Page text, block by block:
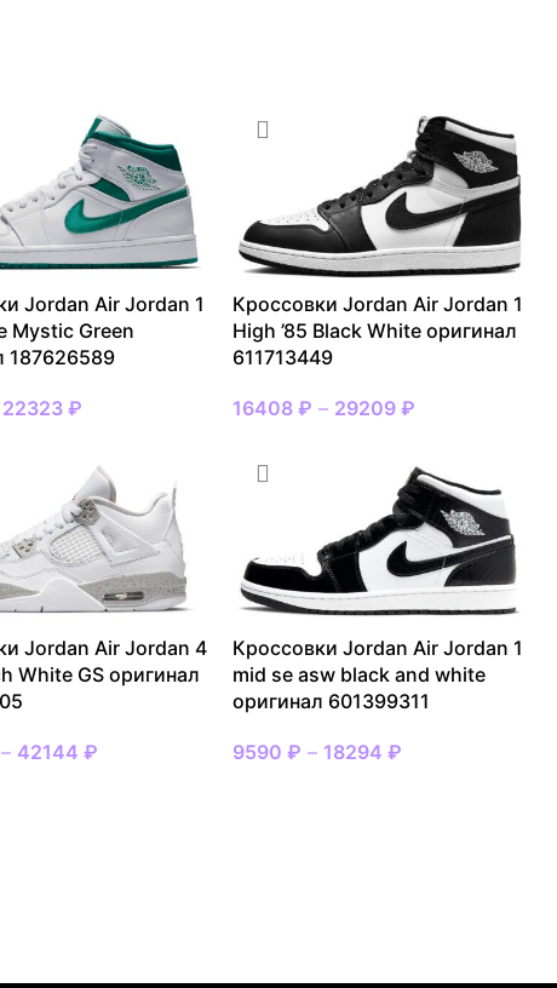
Jordan Air Jordan 1
Mystic Green
187626589
22323₽
Кроссовки Jordan Air Jordan 1
High ’85 Black White оригинал
611713449
16408₽ – 29209₽
Jordan Air Jordan 4
White GS оригинал
– 42144₽
Кроссовки Jordan Air Jordan 1
mid se asw black and white
оригинал 601399311
9590₽ – 18294₽